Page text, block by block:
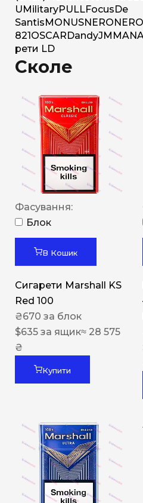
U MilitaryPULLFocus De
Santis MONUSNERO NERO
821 OSCAR DandyJM MAN
рети LD
Сколе
Фасування:
Блок
В Кошик
Сигарети Marshall KS
Red 100
₴670 за блок
$635 за ящик≈ 28 575
₴
Купити